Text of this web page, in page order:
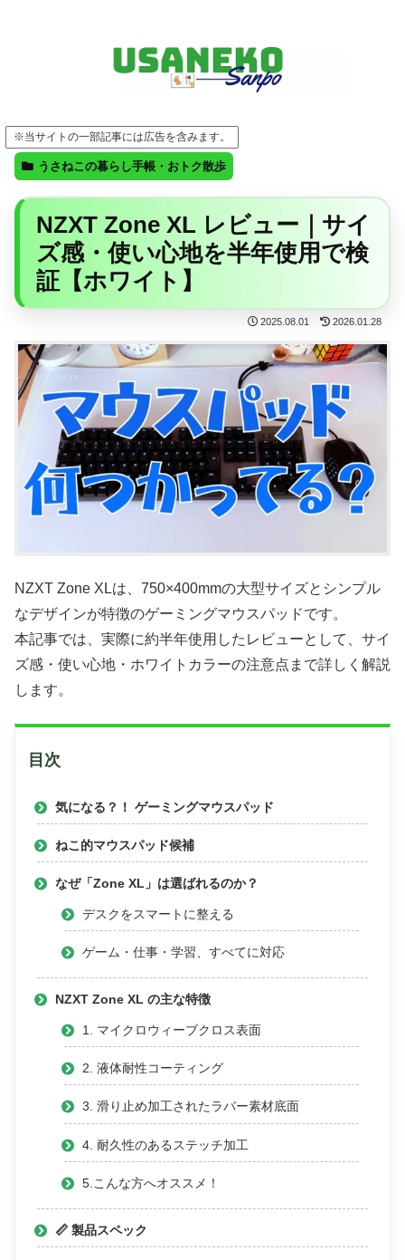
※当サイトの一部記事には広告を含みます。
うさねこの暮らし手帳・おトク散歩
NZXT Zone XL レビュー｜サイ
ズ感・使い心地を半年使用で検
証【ホワイト】
2025.08.01 2026.01.28
NZXT Zone XLは、750×400mmの大型サイズとシンプル
なデザインが特徴のゲーミングマウスパッドです。
本記事では、実際に約半年使用したレビューとして、サイ
ズ感・使い心地・ホワイトカラーの注意点まで詳しく解説
します。
目次
気になる？！ ゲーミングマウスパッド
ねこ的マウスパッド候補
なぜ「Zone XL」は選ばれるのか？
デスクをスマートに整える
ゲーム・仕事・学習、すべてに対応
NZXT Zone XL の主な特徴
1. マイクロウィーブクロス表面
2. 液体耐性コーティング
3. 滑り止め加工されたラバー素材底面
4. 耐久性のあるステッチ加工
5.こんな方へオススメ！
📏 製品スペック